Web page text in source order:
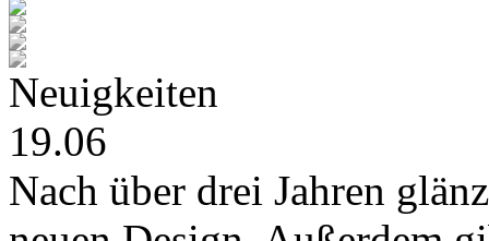
Neuigkeiten
19.06
Nach über drei Jahren